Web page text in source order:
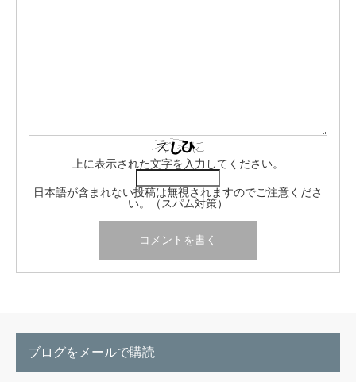
上に表示された文字を入力してください。
日本語が含まれない投稿は無視されますのでご注意くださ
い。（スパム対策）
ブログをメールで購読